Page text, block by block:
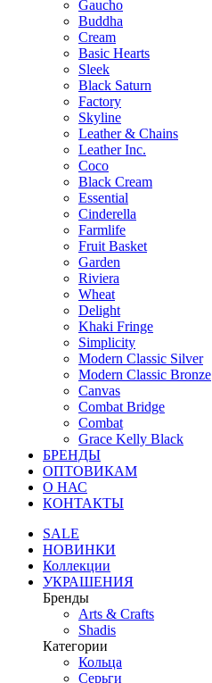
Gaucho
Buddha
Cream
Basic Hearts
Sleek
Black Saturn
Factory
Skyline
Leather & Chains
Leather Inc.
Coco
Black Cream
Essential
Cinderella
Farmlife
Fruit Basket
Garden
Riviera
Wheat
Delight
Khaki Fringe
Simplicity
Modern Classic Silver
Modern Classic Bronze
Canvas
Combat Bridge
Combat
Grace Kelly Black
БРЕНДЫ
ОПТОВИКАМ
О НАС
КОНТАКТЫ
SALE
НОВИНКИ
Коллекции
УКРАШЕНИЯ
Бренды
Аrts & Сrafts
Shadis
Категории
Кольца
Серьги